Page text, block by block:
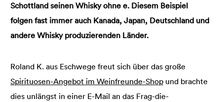
Schottland seinen Whisky ohne e. Diesem Beispiel
folgen fast immer auch Kanada, Japan, Deutschland und
andere Whisky produzierenden Länder.
Roland K. aus Eschwege freut sich über das große
Spirituosen-Angebot im Weinfreunde-Shop und brachte
dies unlängst in einer E-Mail an das Frag-die-